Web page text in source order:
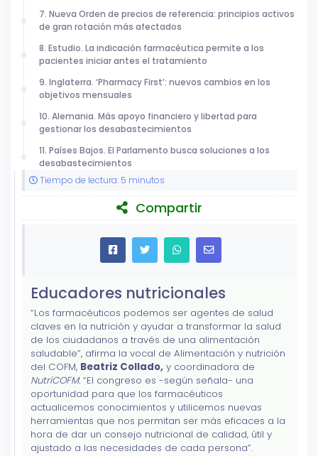
7. Nueva Orden de precios de referencia: principios activos
de gran rotación más afectados
8. Estudio. La indicación farmacéutica permite a los
pacientes iniciar antes el tratamiento
9. Inglaterra. ‘Pharmacy First’: nuevos cambios en los
objetivos mensuales
10. Alemania. Más apoyo financiero y libertad para
gestionar los desabastecimientos
11. Países Bajos. El Parlamento busca soluciones a los
desabastecimientos
Tiempo de lectura: 5 minutos
Compartir
Educadores nutricionales
“Los farmacéuticos podemos ser agentes de salud
claves en la nutrición y ayudar a transformar la salud
de los ciudadanos a través de una alimentación
saludable”, afirma la vocal de Alimentación y nutrición
del COFM, Beatriz Collado, y coordinadora de
NutriCOFM. “El congreso es -según señala- una
oportunidad para que los farmacéuticos
actualicemos conocimientos y utilicemos nuevas
herramientas que nos permitan ser más eficaces a la
hora de dar un consejo nutricional de calidad, útil y
ajustado a las necesidades de cada persona”.